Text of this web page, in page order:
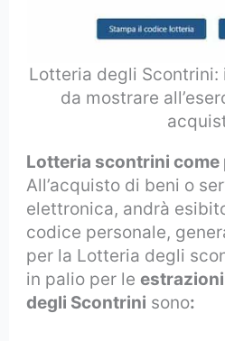
Lotteria degli Scontrini:
da mostrare
Lotteria scontrini come
All’acquisto di beni o
elettronica, andrà
codice personale,
per la Lotteria degli
in palio per le
degli Scontrini sono: